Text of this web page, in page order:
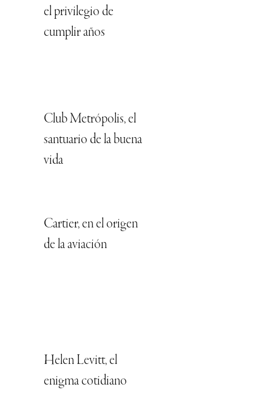
el privilegio de
cumplir años
Club Metrópolis, el
santuario de la buena
vida
Cartier, en el origen
de la aviación
Helen Levitt, el
enigma cotidiano